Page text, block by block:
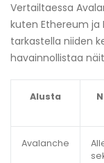
Vertailtaessa
kuten Ethereum ja
tarkastella niiden
havainnollistaa
Alusta
Avalanche